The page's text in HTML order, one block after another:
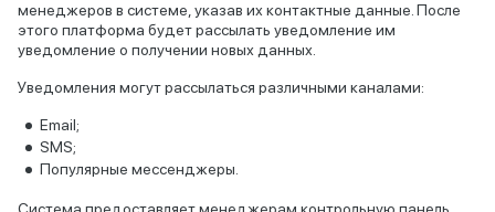
менеджеров в системе, указав их контактные данные. После
этого платформа будет рассылать уведомление им
уведомление о получении новых данных.
Уведомления могут рассылаться различными каналами:
Email;
SMS;
Популярные мессенджеры.